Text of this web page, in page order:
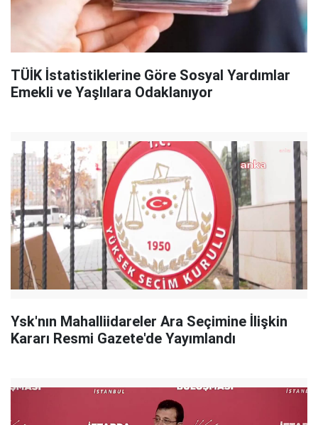
TÜİK İstatistiklerine Göre Sosyal Yardımlar
Emekli ve Yaşlılara Odaklanıyor
Ysk'nın Mahalliidareler Ara Seçimine İlişkin
Kararı Resmi Gazete'de Yayımlandı